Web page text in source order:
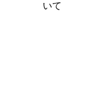
いて